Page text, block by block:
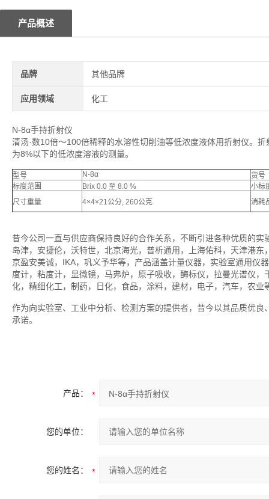
产品概述
品牌 其他品牌
应用领域 化工
N-8α手持折射仪
清汤·数10倍～100倍稀释的水溶性切削油等低浓度液体用折射仪。
为8%以下的低浓度溶液的测量。
型号 N-8α
货号
标度范围
Brix 0.0 至 8.0 %
小标
尺寸重量
4×4×21公分, 260公克 消耗
昔今公司一直与供应商保持良好的合作关系，不断引进各种优质的
岛津，安捷伦，沃特世，北京海光，普析通用，上海佑科，天津港
京盈安美诚，IKA，巩义予华等，产品涵盖计量仪器，实验室通用仪
度计，粘度计，显微镜，马弗炉，原子吸收，酶标仪，拉曼光谱仪
化，精细化工，制药，日化，食品，涂料，建材，电子，汽车，农
作为向实验室、工业中分析、检测方案的提供者，昔今以其品质优
承诺。
产品：
您的单位：
您的姓名：